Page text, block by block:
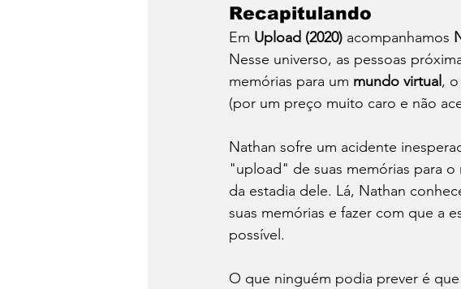
Recapitulando
Em Upload (2020) acompanhamos
Nesse universo, as pessoas
memórias para um mundo virtual ,
(por um preço muito caro e não
Nathan sofre um acidente
"upload" de suas memórias para o
da estadia dele. Lá, Nathan
suas memórias e fazer com que a
possível.
O que ninguém podia prever é